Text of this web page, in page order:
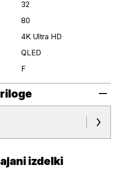
32
80
4K Ultra HD
QLED
F
izdelki